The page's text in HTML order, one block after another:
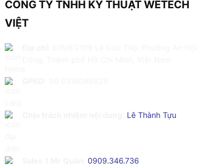
CÔNG TY TNHH KỸ THUẬT WETECH
VIỆT
Lê Thành Tựu
0909.346.736